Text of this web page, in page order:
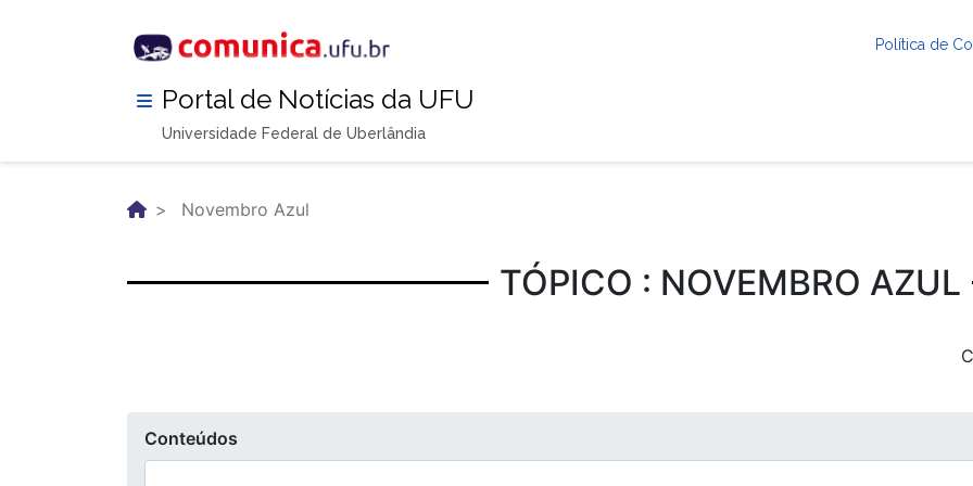
Política de
Portal de Notícias da UFU
Universidade Federal de Uberlândia
Novembro Azul
TÓPICO : NOVEMBRO AZUL
Conteúdos